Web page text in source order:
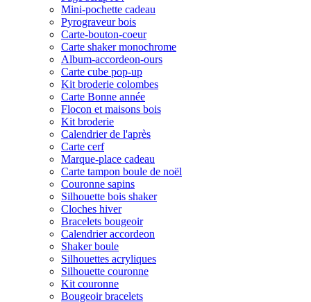
Mini-pochette cadeau
Pyrograveur bois
Carte-bouton-coeur
Carte shaker monochrome
Album-accordeon-ours
Carte cube pop-up
Kit broderie colombes
Carte Bonne année
Flocon et maisons bois
Kit broderie
Calendrier de l'après
Carte cerf
Marque-place cadeau
Carte tampon boule de noël
Couronne sapins
Silhouette bois shaker
Cloches hiver
Bracelets bougeoir
Calendrier accordeon
Shaker boule
Silhouettes acryliques
Silhouette couronne
Kit couronne
Bougeoir bracelets